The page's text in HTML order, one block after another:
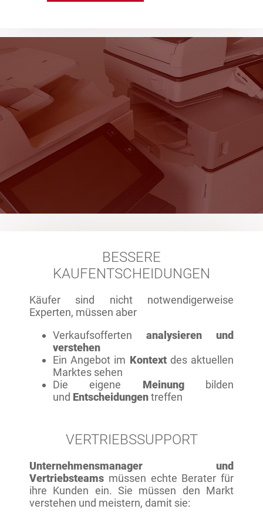
BESSERE
KAUFENTSCHEIDUNGEN
Käufer sind nicht notwendigerweise
Experten, müssen aber
Verkaufsofferten analysieren und
verstehen
Ein Angebot im Kontextdes aktuellen
Marktes sehen
Die eigene Meinungbilden
und Entscheidungentreffen
VERTRIEBSSUPPORT
Unternehmensmanager und
Vertriebsteams müssen echte Berater für
ihre Kunden ein. Sie müssen den Markt
verstehen und meistern, damit sie: